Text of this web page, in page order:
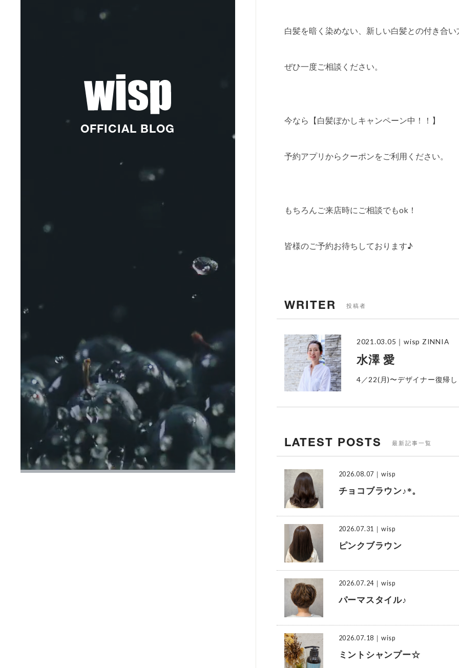
OFFICIAL BLOG
白髪を暗く染めない、新しい白髪との付き合い
ぜひ一度ご相談ください。
今なら【白髪ぼかしキャンペーン中！！】
予約アプリからクーポンをご利用ください。
もちろんご来店時にご相談でもok！
皆様のご予約お待ちしております♪
WRITER 投稿者
2021.03.05 ｜wisp ZINNIA
水澤 愛
4／22(月)〜デザイナー復帰
LATEST POSTS 最新記事一覧
2026.08.07 ｜wisp
チョコブラウン♪*。
2026.07.31 ｜wisp
ピンクブラウン
2026.07.24 ｜wisp
パーマスタイル♪
2026.07.18 ｜wisp
ミントシャンプー☆